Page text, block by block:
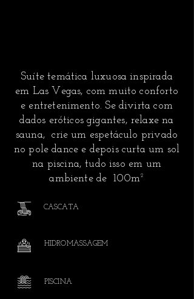
Suíte temática luxuosa inspirada
em Las Vegas, com muito conforto
e entretenimento. Se divirta com
dados eróticos gigantes, relaxe na
sauna, crie um espetáculo privado
no pole dance e depois curta um sol
na piscina, tudo isso em um
ambiente de 100m²
CASCATA
HIDROMASSAGEM
PISCINA